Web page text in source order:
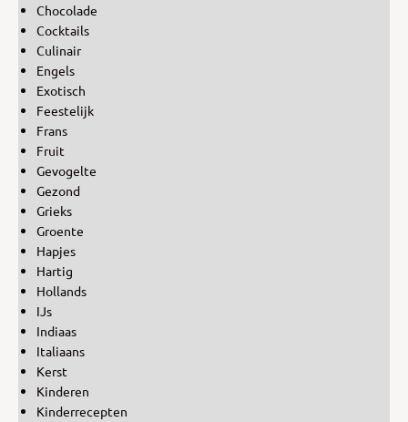
Chocolade
Cocktails
Culinair
Engels
Exotisch
Feestelijk
Frans
Fruit
Gevogelte
Gezond
Grieks
Groente
Hapjes
Hartig
Hollands
IJs
Indiaas
Italiaans
Kerst
Kinderen
Kinderrecepten